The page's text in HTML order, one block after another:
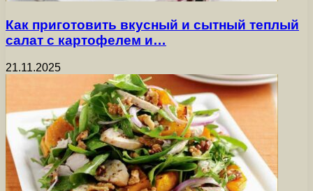
Как приготовить вкусный и сытный теплый
салат с картофелем и…
21.11.2025